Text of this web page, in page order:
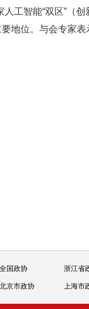
人工智能“双区”（
要地位。与会专家
全国政协 浙江省
北京市政协 上海市